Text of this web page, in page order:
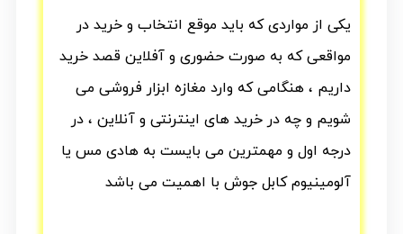
یکی از مواردی که باید موقع انتخاب و خرید در
مواقعی که به صورت حضوری و آفلاین قصد خرید
داریم ، هنگامی که وارد مغازه ابزار فروشی می
شویم و چه در خرید های اینترنتی و آنلاین ، در
درجه اول و مهمترین می بایست به هادی مس یا
آلومینیوم کابل جوش با اهمیت می باشد